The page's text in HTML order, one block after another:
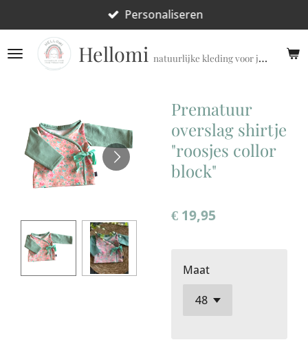
direct
naar
Hellomi natuurlijke kleding voor jouw prematuur!
Personaliseren
Prematuur
overslag shirtje
"roosjes collor
block"
€ 19,95
Maat